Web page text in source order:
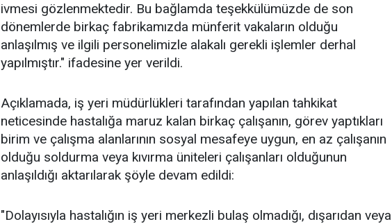
ivmesi gözlenmektedir. Bu bağlamda teşekkülümüzde de son
dönemlerde birkaç fabrikamızda münferit vakaların olduğu
anlaşılmış ve ilgili personelimizle alakalı gerekli işlemler derhal
yapılmıştır." ifadesine yer verildi.
Açıklamada, iş yeri müdürlükleri tarafından yapılan tahkikat
neticesinde hastalığa maruz kalan birkaç çalışanın, görev yaptıkları
birim ve çalışma alanlarının sosyal mesafeye uygun, en az çalışanın
olduğu soldurma veya kıvırma üniteleri çalışanları olduğunun
anlaşıldığı aktarılarak şöyle devam edildi:
"Dolayısıyla hastalığın iş yeri merkezli bulaş olmadığı, dışarıdan veya